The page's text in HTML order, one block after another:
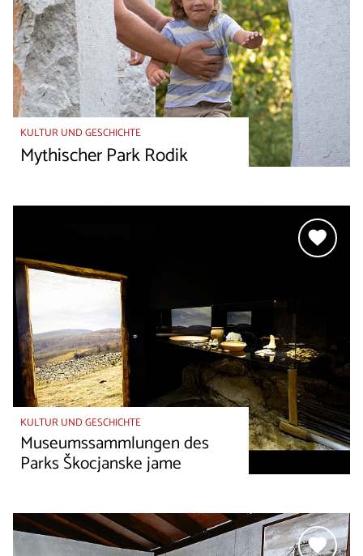
KULTUR UND GESCHICHTE
Mythischer Park Rodik
KULTUR UND GESCHICHTE
Museumssammlungen des
Parks Škocjanske jame